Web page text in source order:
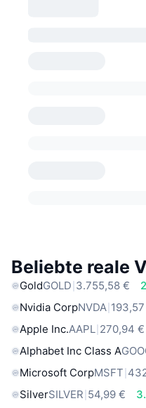
Beliebte reale
GoldGOLD 3.755,58 €
Nvidia CorpNVDA
Apple Inc.AAPL 270,94 €
Alphabet Inc Class A
Microsoft CorpMSFT
SilverSILVER 54,99 €